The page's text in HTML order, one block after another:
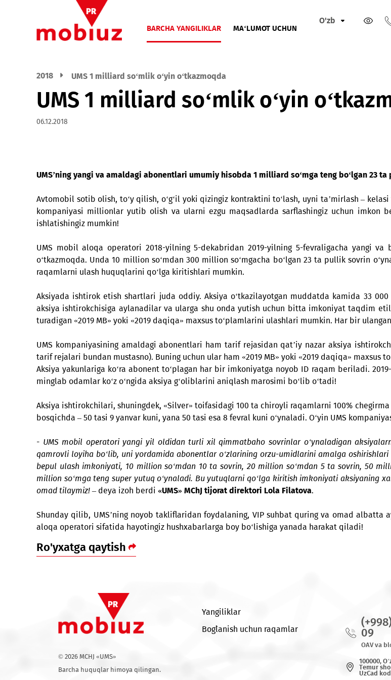
BARCHA YANGILIKLAR MA‘LUMOT UCHUN
O'zb
UMS 1 milliard so‘mlik o‘yin o‘tkazmoqda
UMS 1 milliard so‘mlik o‘yin
UMS’ning yangi va amaldagi abonentlari umumiy hisobda 1 milliard so‘mga teng
Avtomobil sotib olish, to‘y qilish, o‘g‘il yoki qizingiz kontraktini to‘lash, uyni
kompaniyasi millionlar yutib olish va ularni ezgu maqsadlarda sarflashingiz
ishlatishingiz mumkin!
UMS mobil aloqa operatori 2018-yilning 5-dekabridan 2019-yilning 5-
o‘tkazmoqda. Unda 10 million so‘mdan 300 million so‘mgacha bo‘lgan 23 ta
raqamlarni ulash huquqlarini qo‘lga kiritishlari mumkin.
Aksiyada ishtirok etish shartlari juda oddiy. Aksiya o‘tkazilayotgan muddatda
aksiya ishtirokchisiga aylanadilar va ularga shu onda yutish uchun bitta
turadigan «2019 MB» yoki «2019 daqiqa» maxsus to‘plamlarini ulashlari mumkin.
UMS kompaniyasining amaldagi abonentlari ham tarif rejasidan qat’iy nazar
Aksiya yakunlariga ko‘ra abonent to‘plagan har bir imkoniyatga noyob ID raqam
minglab odamlar ko‘z o‘ngida aksiya g‘oliblarini aniqlash marosimi bo‘lib o‘tadi!
Aksiya ishtirokchilari, shuningdek, «Silver» toifasidagi 100 ta chiroyli raqamlarni
bosqichda – 50 tasi 9 yanvar kuni, yana 50 tasi esa 8 fevral kuni o‘ynaladi. O‘yin
- UMS mobil operatori yangi yil oldidan turli xil qimmatbaho sovrinlar
bepul ulash imkoniyati, 10 million so‘mdan 10 ta sovrin, 20 million so‘mdan 5 ta
million so‘mga teng super yutuq o‘ynaladi. Bu yutuqlarni qo‘lga kiritish imkoniyati
omad tilaymiz!– deya izoh berdi
Ro'yxatga qaytish